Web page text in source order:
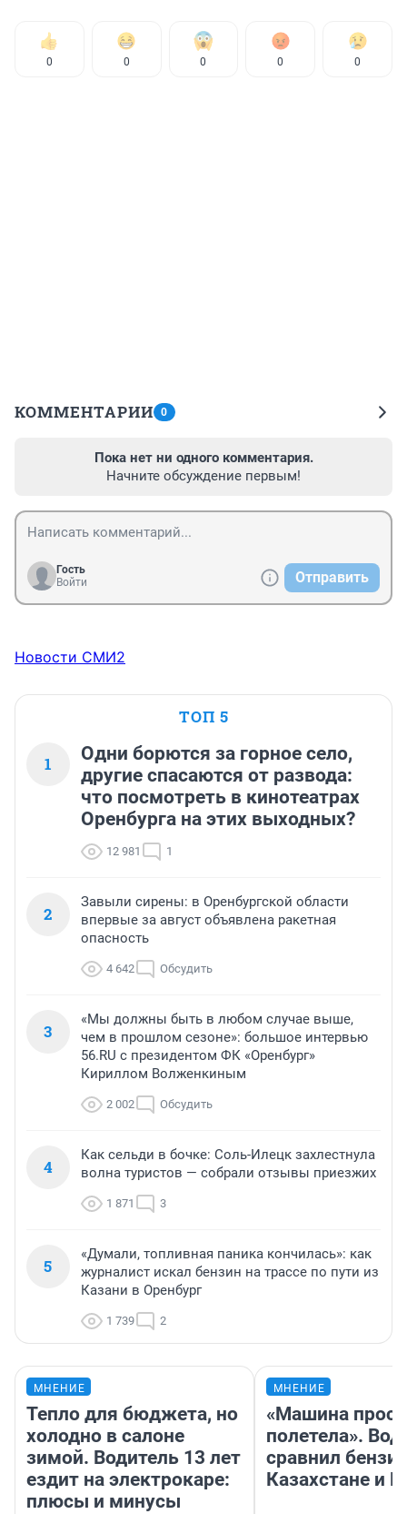
0 0 0 0 0
КОММЕНТАРИИ 0
Пока нет ни одного комментария.
Начните обсуждение первым!
Гость
Войти
Отправить
Новости СМИ2
ТОП 5
1
Одни борются за горное село,
другие спасаются от развода:
что посмотреть в кинотеатрах
Оренбурга на этих выходных?
12 981 1
2
Завыли сирены: в Оренбургской области
впервые за август объявлена ракетная
опасность
4 642 Обсудить
3
«Мы должны быть в любом случае выше,
чем в прошлом сезоне»: большое интервью
56.RU с президентом ФК «Оренбург»
Кириллом Волженкиным
2 002 Обсудить
4
Как сельди в бочке: Соль-Илецк захлестнула
волна туристов — собрали отзывы приезжих
1 871 3
5
«Думали, топливная паника кончилась»: как
журналист искал бензин на трассе по пути из
Казани в Оренбург
1 739 2
МНЕНИЕ
Тепло для бюджета, но
холодно в салоне
зимой. Водитель 13 лет
ездит на электрокаре:
плюсы и минусы
МНЕНИЕ
«Машина
полетела».
сравнил
Казахстане и